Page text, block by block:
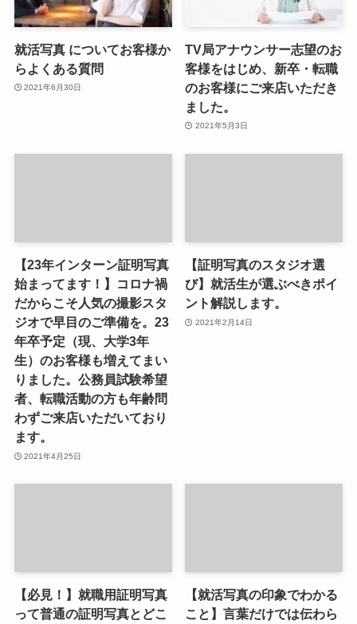
就活写真 についてお客様か
らよくある質問
2021年6月30日
TV局アナウンサー志望のお
客様をはじめ、新卒・転職
のお客様にご来店いただき
ました。
2021年5月3日
【23年インターン証明写真
始まってます！】コロナ禍
だからこそ人気の撮影スタ
ジオで早目のご準備を。23
年卒予定（現、大学3年
生）のお客様も増えてまい
りました。公務員試験希望
者、転職活動の方も年齢問
わずご来店いただいており
ます。
2021年4月25日
【証明写真のスタジオ選
び】就活生が選ぶべきポイ
ント解説します。
2021年2月14日
【必見！】就職用証明写真
って普通の証明写真とどこ
【就活写真の印象でわかる
こと】言葉だけでは伝わら